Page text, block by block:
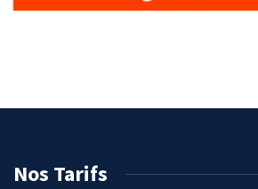
Nos Tarifs